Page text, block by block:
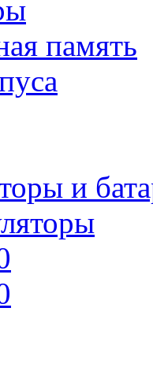
память
и